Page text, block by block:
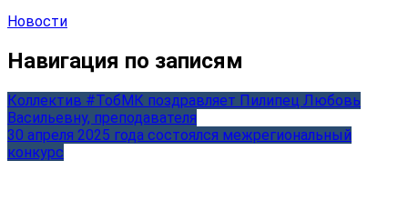
Новости
Навигация по записям
Коллектив #ТобМК поздравляет Пилипец Любовь
Васильевну, преподавателя
30 апреля 2025 года состоялся межрегиональный
конкурс